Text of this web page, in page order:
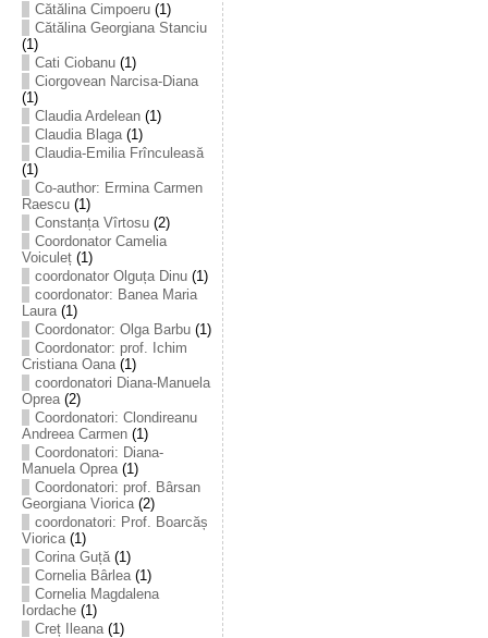
Cătălina Cimpoeru(1)
Cătălina Georgiana Stanciu
(1)
Cati Ciobanu(1)
Ciorgovean Narcisa-Diana
(1)
Claudia Ardelean(1)
Claudia Blaga(1)
Claudia-Emilia Frînculeasă
(1)
Co-author: Ermina Carmen
Raescu(1)
Constanța Vîrtosu(2)
Coordonator Camelia
Voiculeț(1)
coordonator Olguța Dinu(1)
coordonator: Banea Maria
Laura(1)
Coordonator: Olga Barbu(1)
Coordonator: prof. Ichim
Cristiana Oana(1)
coordonatori Diana-Manuela
Oprea(2)
Coordonatori: Clondireanu
Andreea Carmen(1)
Coordonatori: Diana-
Manuela Oprea(1)
Coordonatori: prof. Bârsan
Georgiana Viorica(2)
coordonatori: Prof. Boarcăș
Viorica(1)
Corina Guță(1)
Cornelia Bârlea(1)
Cornelia Magdalena
Iordache(1)
Creț Ileana(1)